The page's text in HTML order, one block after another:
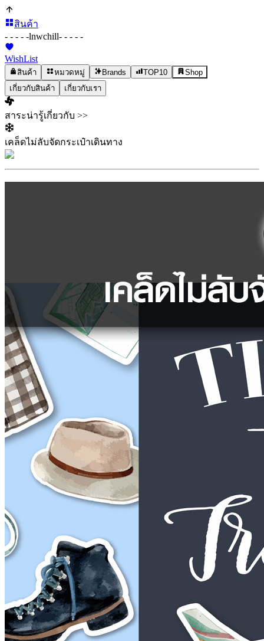
สินค้า
- - - - -lnwchill- - - - -
WishList
สินค้า หมวดหมู่ Brands TOP10
Shop
เกี่ยวกับสินค้า
เกี่ยวกับเรา
สาระน่ารู้เกี่ยวกับ >>
เคล็ดไม่ลับจัดกระเป๋าเดินทาง